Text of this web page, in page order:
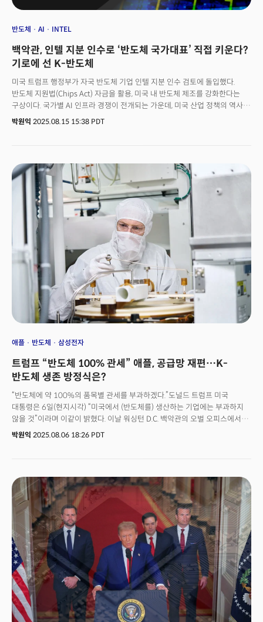
반도체 AI INTEL
백악관, 인텔 지분 인수로 ‘반도체 국가대표’ 직접 키운다?
기로에 선 K-반도체
미국 트럼프 행정부가 자국 반도체 기업 인텔 지분 인수 검토에 돌입했다.
반도체 지원법(Chips Act) 자금을 활용, 미국 내 반도체 제조를 강화한다는
구상이다. 국가별 AI 인프라 경쟁이 전개되는 가운데, 미국 산업 정책의 역사적
전환이 이뤄질 수 있다는 관측이 나온다. 블룸버그는 15일(현지시각) 트럼프
동안 11% 상승, 지난 2월 이후 주간 최고 상승률을 기록했다.
박원익 2025.08.15 15:38 PDT
애플 반도체 삼성전자
트럼프 “반도체 100% 관세” 애플, 공급망 재편…K-
반도체 생존 방정식은?
“반도체에 약 100%의 품목별 관세를 부과하겠다.”도널드 트럼프 미국
대통령은 6일(현지시각) “미국에서 (반도체를) 생산하는 기업에는 부과하지
않을 것”이라며 이같이 밝혔다. 이날 워싱턴 D.C. 백악관의 오벌 오피스에서
진행된 애플의 대규모 미국 투자 계획 발표 자리에서 초강경 카드를 꺼낸
통해 반도체 관세를 피하려는 움직임으로 해석됐다. 아이폰 등 핵심 제품의
비용 구조를 뒤흔들 수 있는 관세 폭탄을 피하기 위해 미국 행정부의 ‘미국
우선주의’ 기조에 적극적으로 동참한 셈이다. 7일 0시(미국 동부 기준) 세계
각국에 대한 상호관세가 발효되는 가운데, 별도로 부과되는 반도체 품목
관세의 실제 세율이 어떻게 결정될지 업계의 귀추가 집중되고 있다.
산업통상자원부와 한국무역협회에 따르면 지난해 반도체 산업의 대미
수출액은 106억8000만달러(약 14조8100억원)로, 전체 수출 품목 중 3위에
해당한다. 관세 압박에 애플처럼 삼성전자와 SK하이닉스가 미국 내 추가
투자에 내몰릴 수 있다는 관측도 제기된다. 전 세계 반도체 공급망은 효율성
중심의 시대를 마감, 지정학과 국가 안보가 최우선시되는 새로운 질서 속으로
빨려 들어가고 있다.
박원익 2025.08.06 18:26 PDT